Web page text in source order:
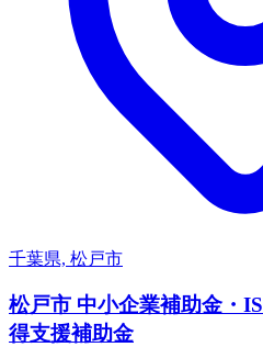
千葉県, 松戸市
松戸市 中小企業補助金・
得支援補助金